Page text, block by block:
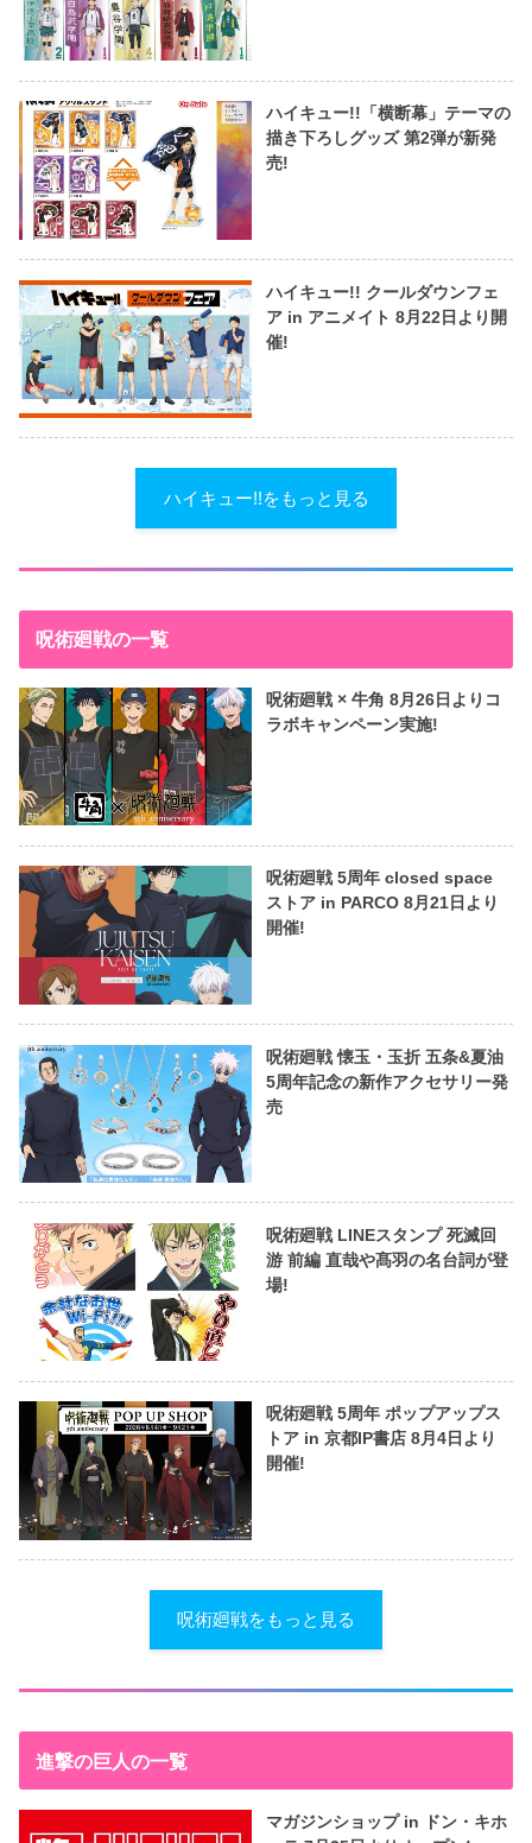
ハイキュー!!「横断幕」テーマの
描き下ろしグッズ 第2弾が新発
売!
ハイキュー!! クールダウンフェ
ア in アニメイト 8月22日より開
催!
ハイキュー!!をもっと見る
呪術廻戦の一覧
呪術廻戦 × 牛角 8月26日よりコ
ラボキャンペーン実施!
呪術廻戦 5周年 closed space
ストア in PARCO 8月21日より
開催!
呪術廻戦 懐玉・玉折 五条&夏油
5周年記念の新作アクセサリー発
売
呪術廻戦 LINEスタンプ 死滅回
游 前編 直哉や髙羽の名台詞が登
場!
呪術廻戦 5周年 ポップアップス
トア in 京都IP書店 8月4日より
開催!
呪術廻戦をもっと見る
進撃の巨人の一覧
マガジンショップ in ドン・キホ